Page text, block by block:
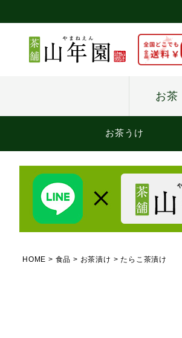
お茶
お茶うけ
HOME 食品 お茶漬け たらこ茶漬け